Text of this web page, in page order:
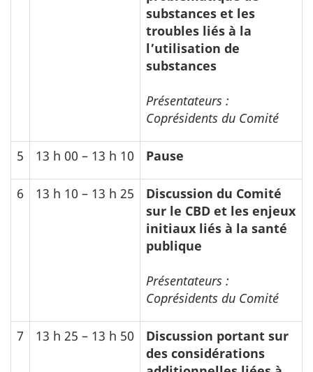
substances et les
troubles liés à la
l’utilisation de
substances
Présentateurs :
Coprésidents du Comité
5 13 h 00 – 13 h 10 Pause
6 13 h 10 – 13 h 25
Discussion du Comité
sur le CBD et les enjeux
initiaux liés à la santé
publique
Présentateurs :
Coprésidents du Comité
7 13 h 25 – 13 h 50
Discussion portant sur
des considérations